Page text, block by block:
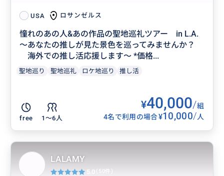
USA ロサンゼルス
憧れのあの人&あの作品の聖地巡礼ツアー in L.A.
〜あなたの推しが見た景色を巡ってみませんか？
海外での推し活応援します〜 *価格...
聖地巡り 聖地巡礼 ロケ地巡り 推し活
free 1〜6人
¥40,000/組
4名で利用の場合¥10,000/人
LALAMY
5.0 (50件)